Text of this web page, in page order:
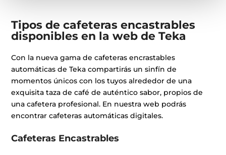
Tipos de cafeteras encastrables
disponibles en la web de Teka
Con la nueva gama de cafeteras encrastables
automáticas de Teka compartirás un sinfín de
momentos únicos con los tuyos alrededor de una
exquisita taza de café de auténtico sabor, propios de
una cafetera profesional. En nuestra web podrás
encontrar cafeteras automáticas digitales.
Cafeteras Encastrables